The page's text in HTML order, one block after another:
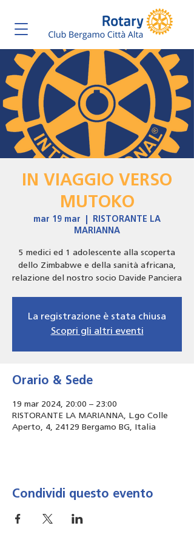
IN VIAGGIO VERSO
MUTOKO
mar 19 mar
RISTORANTE LA
MARIANNA
5 medici ed 1 adolescente alla scoperta
dello Zimbabwe e della sanità africana,
relazione del nostro socio Davide Panciera
La registrazione è stata chiusa
Scopri gli altri eventi
Orario & Sede
19 mar 2024, 20:00 – 23:00
RISTORANTE LA MARIANNA, L.go Colle
Aperto, 4, 24129 Bergamo BG, Italia
Condividi questo evento